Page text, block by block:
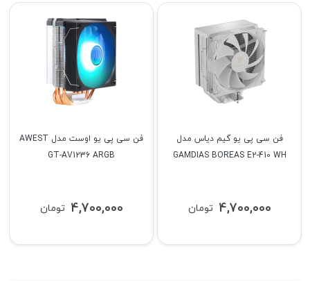
فن سی پی یو اوست مدل AWEST
GT-AV1236 ARGB
تومان 4,700,000
فن سی پی یو گیم دیاس مدل
GAMDIAS BOREAS E2-410 WH
تومان 4,700,000